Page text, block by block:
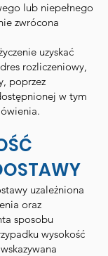
lub niepełnego
zwrócona
uzyskać
rozliczeniowy,
poprzez
w tym
uzależniona
oraz
sposobu
wysokość